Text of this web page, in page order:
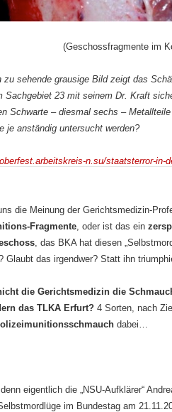
(Geschossfragmente im
zu sehende grausige Bild zeigt das
Sachgebiet 23 mit seinem Dr. Kraft
Schwarte – diesmal sechs –
je anständig untersucht werden?
n.su/staatsterror-in-
die Meinung der Gerichtsmedizin-
Fragmente, oder ist das ein
, das BKA hat diesen
Glaubt das irgendwer? Statt ihn
die Gerichtsmedizin die
das TLKA Erfurt? 4 Sorten, nach
dabei…
eigentlich die „NSU-Aufklärer“
im Bundestag am